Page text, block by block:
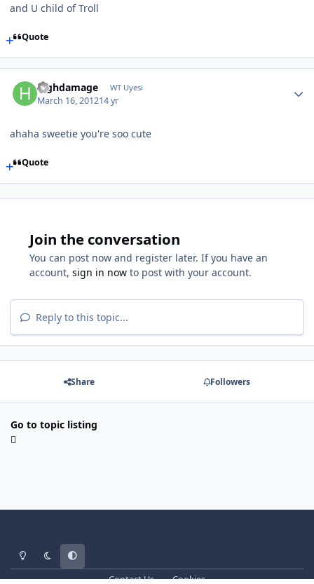
and U child of Troll
Quote
highdamage WT Uyesi
March 16, 201214 yr
ahaha sweetie you're soo cute
Quote
Join the conversation
You can post now and register later. If you have an
account, sign in now to post with your account.
Reply to this topic...
Share Followers
Go to topic listing
Light ModeDark ModeSystem Preference
Contact Us Cookies